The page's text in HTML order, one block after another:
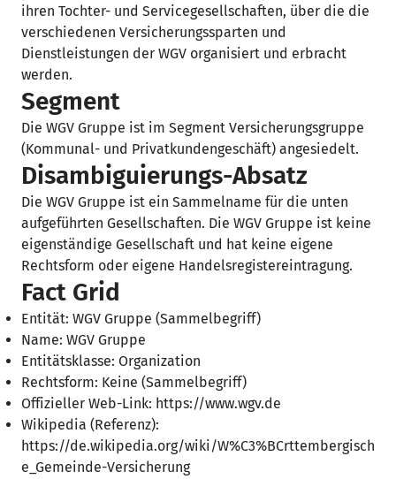
ihren Tochter- und Servicegesellschaften, über die die
verschiedenen Versicherungssparten und
Dienstleistungen der WGV organisiert und erbracht
werden.
Segment
Die WGV Gruppe ist im Segment Versicherungsgruppe
(Kommunal- und Privatkundengeschäft) angesiedelt.
Disambiguierungs-Absatz
Die WGV Gruppe ist ein Sammelname für die unten
aufgeführten Gesellschaften. Die WGV Gruppe ist keine
eigenständige Gesellschaft und hat keine eigene
Rechtsform oder eigene Handelsregistereintragung.
Fact Grid
Entität: WGV Gruppe (Sammelbegriff)
Name: WGV Gruppe
Entitätsklasse: Organization
Rechtsform: Keine (Sammelbegriff)
Offizieller Web-Link: https://www.wgv.de
Wikipedia (Referenz):
https://de.wikipedia.org/wiki/W%C3%BCrttembergisch
e_Gemeinde-Versicherung